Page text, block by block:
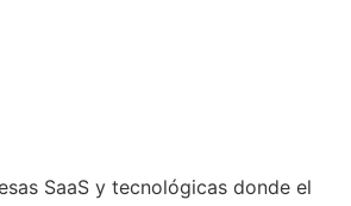
SaaS y tecnológicas donde el